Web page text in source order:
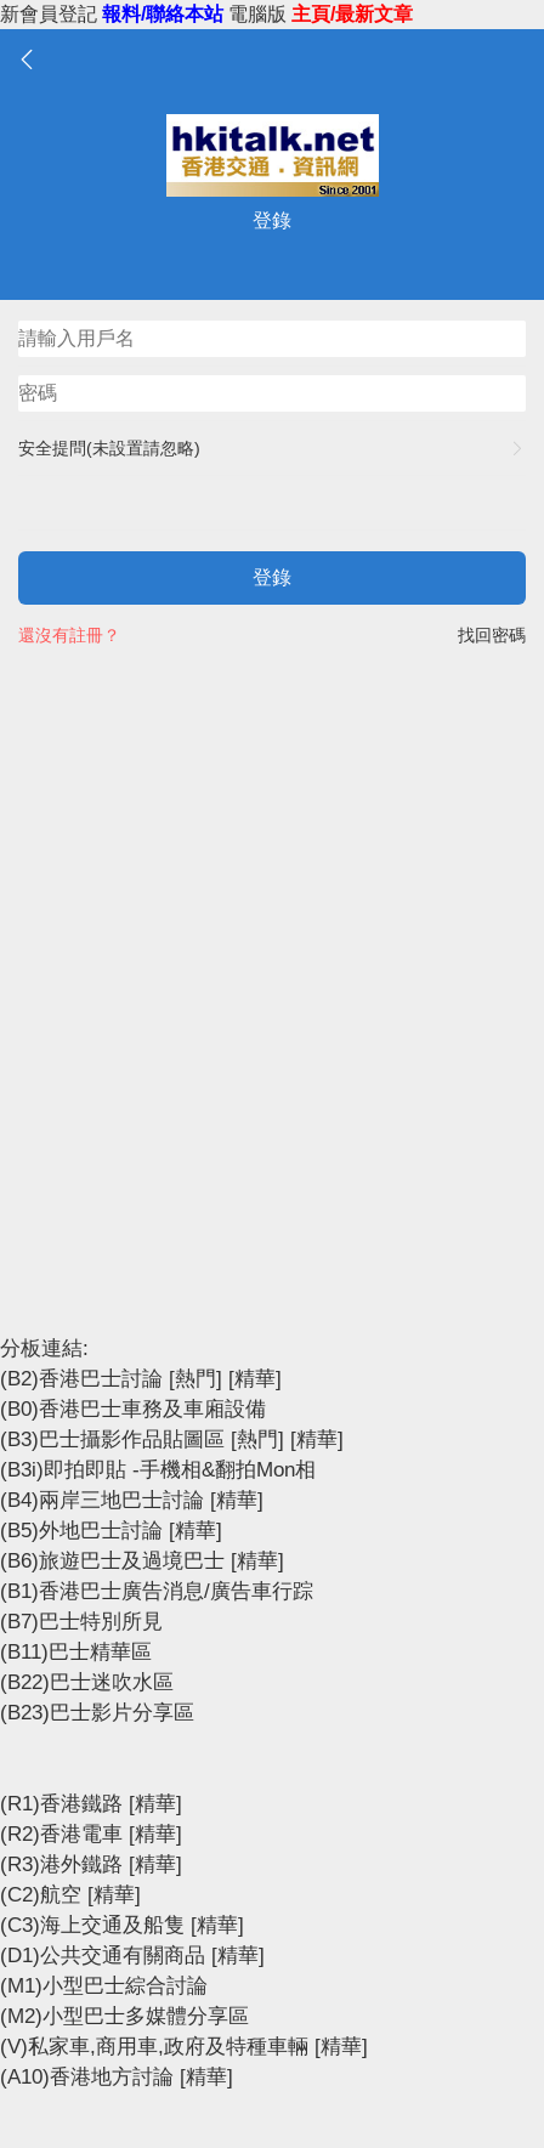
新會員登記 報料/聯絡本站 電腦版 主頁/最新文章
登錄
安全提問(未設置請忽略)
登錄
找回密碼
還沒有註冊？
分板連結:
(B2)香港巴士討論 [熱門] [精華]
(B0)香港巴士車務及車廂設備
(B3)巴士攝影作品貼圖區 [熱門] [精華]
(B3i)即拍即貼 -手機相&翻拍Mon相
(B4)兩岸三地巴士討論 [精華]
(B5)外地巴士討論 [精華]
(B6)旅遊巴士及過境巴士 [精華]
(B1)香港巴士廣告消息/廣告車行踪
(B7)巴士特別所見
(B11)巴士精華區
(B22)巴士迷吹水區
(B23)巴士影片分享區
(R1)香港鐵路 [精華]
(R2)香港電車 [精華]
(R3)港外鐵路 [精華]
(C2)航空 [精華]
(C3)海上交通及船隻 [精華]
(D1)公共交通有關商品 [精華]
(M1)小型巴士綜合討論
(M2)小型巴士多媒體分享區
(V)私家車,商用車,政府及特種車輛 [精華]
(A10)香港地方討論 [精華]